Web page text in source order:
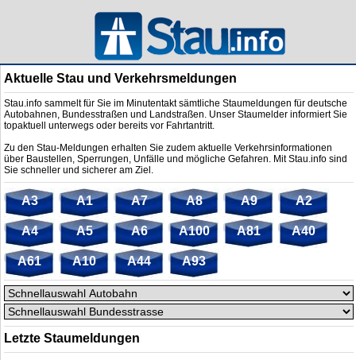
Aktuelle Stau und Verkehrsmeldungen
Stau.info sammelt für Sie im Minutentakt sämtliche Staumeldungen für deutsche
Autobahnen, Bundesstraßen und Landstraßen. Unser Staumelder informiert Sie
topaktuell unterwegs oder bereits vor Fahrtantritt.
Zu den Stau-Meldungen erhalten Sie zudem aktuelle Verkehrsinformationen
über Baustellen, Sperrungen, Unfälle und mögliche Gefahren. Mit Stau.info sind
Sie schneller und sicherer am Ziel.
A3 A1 A7 A8 A9 A2
A4 A5 A6 A100 A81 A40
A61 A10 A44 A93
Letzte Staumeldungen